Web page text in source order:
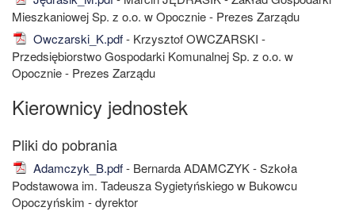
Mieszkaniowej Sp. z o.o. w Opocznie - Prezes Zarządu
Owczarski_K.pdf- Krzysztof OWCZARSKI -
Przedsiębiorstwo Gospodarki Komunalnej Sp. z o.o. w
Opocznie - Prezes Zarządu
Kierownicy jednostek
Adamczyk_B.pdf- Bernarda ADAMCZYK - Szkoła
Podstawowa im. Tadeusza Sygietyńskiego w Bukowcu
Opoczyńskim - dyrektor